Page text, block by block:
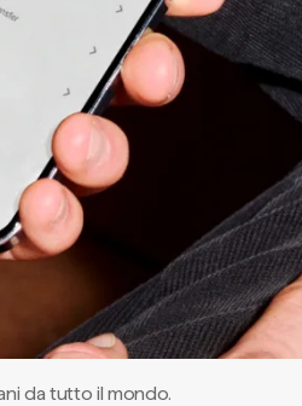
da tutto il mondo.